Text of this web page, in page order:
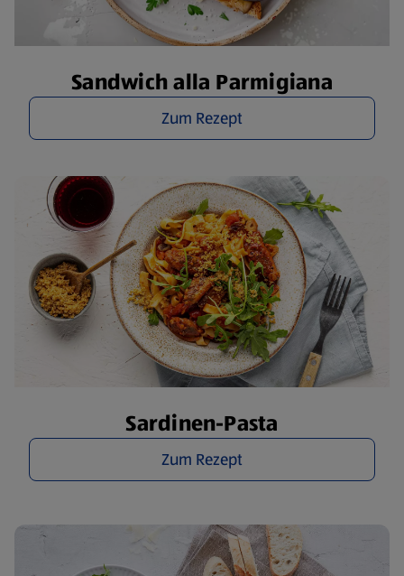
Sandwich alla Parmigiana
Zum Rezept
Sardinen-Pasta
Zum Rezept